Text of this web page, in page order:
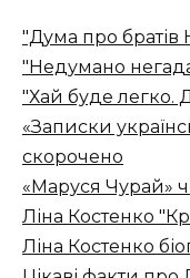
"Дума про братів
"Недумано
"Хай буде легко.
«Записки
скорочено
«Маруся Чурай»
Ліна Костенко
Ліна Костенко